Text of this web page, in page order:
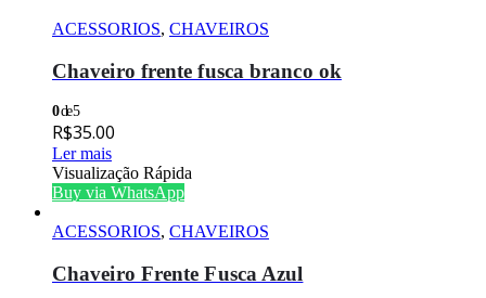
ACESSORIOS, CHAVEIROS
Chaveiro frente fusca branco ok
0de 5
R$35.00
Ler mais
Visualização Rápida
Buy via WhatsApp
ACESSORIOS, CHAVEIROS
Chaveiro Frente Fusca Azul